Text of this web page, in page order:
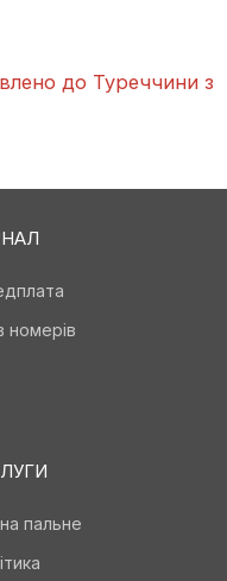
до Туреччини з
номерів
пальне